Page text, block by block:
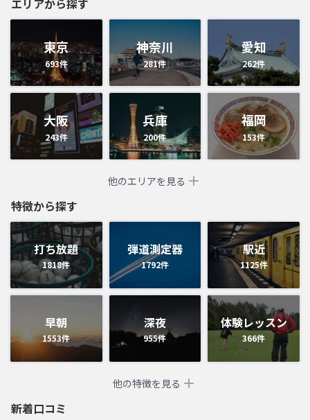
エリアから探す
東京
693件
神奈川
281件
愛知
262件
大阪
243件
兵庫
200件
福岡
153件
他のエリアを見る
特徴から探す
打ち放題
1818件
弾道測定器
1792件
駅近
1125件
早朝
1553件
深夜
955件
体験レッスン
366件
他の特徴を見る
新着口コミ